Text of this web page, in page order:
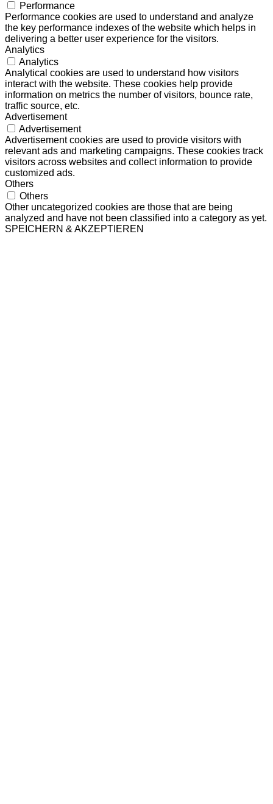
Performance
Performance cookies are used to understand and analyze
the key performance indexes of the website which helps in
delivering a better user experience for the visitors.
Analytics
Analytics
Analytical cookies are used to understand how visitors
interact with the website. These cookies help provide
information on metrics the number of visitors, bounce rate,
traffic source, etc.
Advertisement
Advertisement
Advertisement cookies are used to provide visitors with
relevant ads and marketing campaigns. These cookies track
visitors across websites and collect information to provide
customized ads.
Others
Others
Other uncategorized cookies are those that are being
analyzed and have not been classified into a category as yet.
SPEICHERN & AKZEPTIEREN